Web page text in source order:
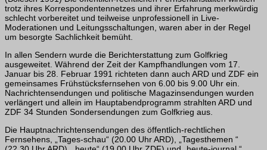
trotz ihres Korrespondentennetzes und ihrer Erfahrung merkwürdig
schlecht vor­bereitet und teilweise unprofessionell in Live-
Moderationen und Leitungsschaltungen, waren aber in der Regel
um besorgte Sachlichkeit bemüht.
In allen Sendern wurde die Berichterstattung zum Golfkrieg
ausgeweitet. Während der Zeit der Kampfhandlungen vom 17.
Januar bis 28. Februar 1991 richteten dann auch ARD und ZDF ein
gemeinsames Frühstücksfernsehen von 6.00 bis 9.00 Uhr ein.
Nachrichtensendungen und politische Magazinsendungen wurden
verlängert und allein im Hauptabendprogramm strahlten ARD und
ZDF 34 Stunden Sondersendungen zum Golfkrieg aus.
Die Hauptnachrichtensendungen des öffentlich-rechtlichen
Fernsehens, „Tages-schau“ (20.00 Uhr ARD), „Tagesthemen “